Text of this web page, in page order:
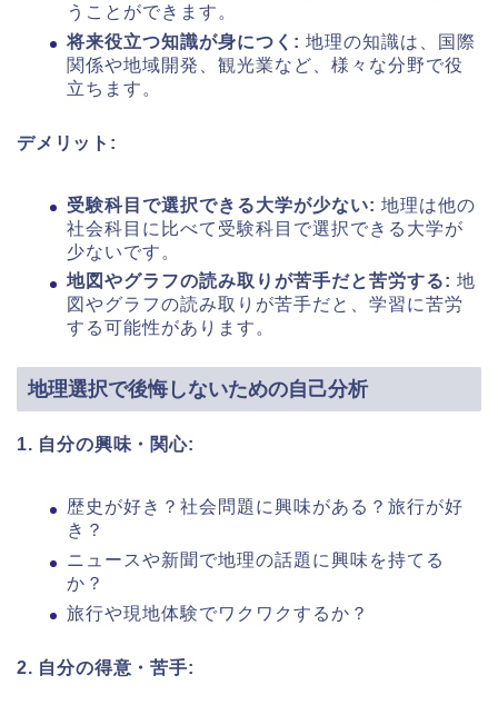
うことができます。
将来役立つ知識が身につく: 地理の知識は、国際
関係や地域開発、観光業など、様々な分野で役
立ちます。
デメリット:
受験科目で選択できる大学が少ない: 地理は他の
社会科目に比べて受験科目で選択できる大学が
少ないです。
地図やグラフの読み取りが苦手だと苦労する: 地
図やグラフの読み取りが苦手だと、学習に苦労
する可能性があります。
地理選択で後悔しないための自己分析
1. 自分の興味・関心:
歴史が好き？社会問題に興味がある？旅行が好
き？
ニュースや新聞で地理の話題に興味を持てる
か？
旅行や現地体験でワクワクするか？
2. 自分の得意・苦手: